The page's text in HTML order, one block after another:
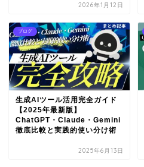
2026年1月12日
ブログ
生成AIツール活用完全ガイド
【2025年最新版】
ChatGPT・Claude・Gemini
徹底比較と実践的使い分け術
2025年6月13日